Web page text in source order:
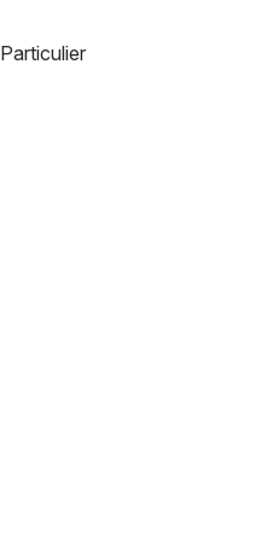
Particulier